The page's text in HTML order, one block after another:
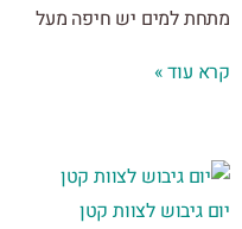
למים יש חיפה מעל
עוד »
גיבוש לצוות קטן